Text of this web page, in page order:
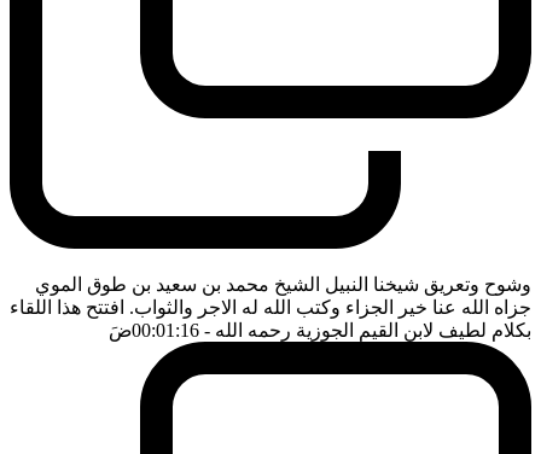
وشوح وتعريق شيخنا النبيل الشيخ محمد بن سعيد بن طوق الموي
جزاه الله عنا خير الجزاء وكتب الله له الاجر والثواب. افتتح هذا اللقاء
بكلام لطيف لابن القيم الجوزية رحمه الله - 00:01:16 ضَ